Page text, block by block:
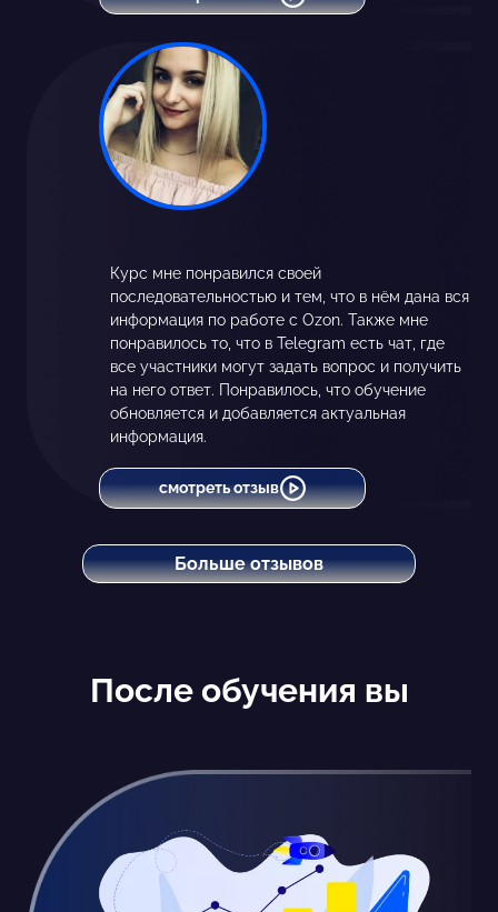
Курс мне понравился своей
последовательностью и тем, что в нём дана вся
информация по работе с Ozon. Также мне
понравилось то, что в Telegram есть чат, где
все участники могут задать вопрос и получить
на него ответ. Понравилось, что обучение
обновляется и добавляется актуальная
информация.
смотреть отзыв
Больше отзывов
После обучения вы